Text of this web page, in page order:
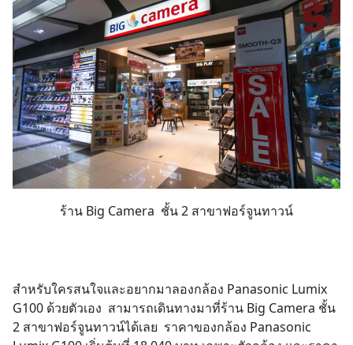
ร้าน Big Camera ชั้น 2 สาขาฟอร์จูนทาวน์
สำหรับใครสนใจและอยากมาลองกล้อง Panasonic Lumix
G100 ด้วยตัวเอง สามารถเดินทางมาที่ร้าน Big Camera ชั้น
2 สาขาฟอร์จูนทาวน์ได้เลย ราคาของกล้อง Panasonic